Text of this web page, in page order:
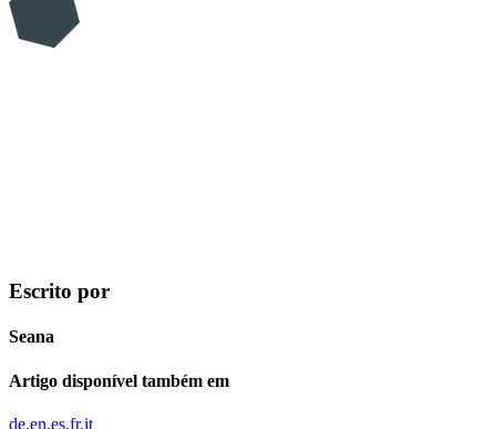
Escrito por
Seana
Artigo disponível também em
de en es fr it